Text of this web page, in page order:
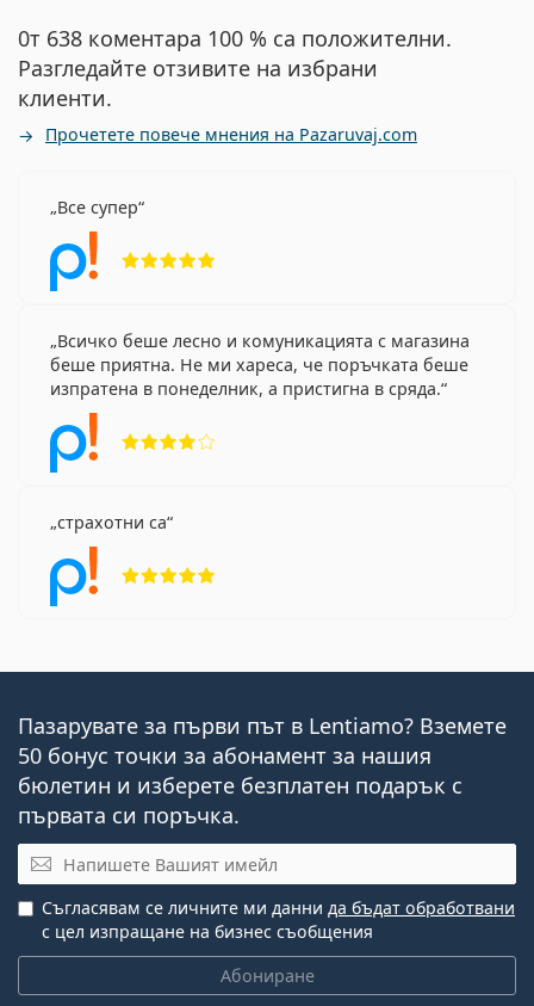
0т 638 коментара 100 % са положителни.
Разгледайте отзивите на избрани
клиенти.
Прочетете повече мнения на Pazaruvaj.com
Все супер
Всичко беше лесно и комуникацията с магазина
беше приятна. Не ми хареса, че поръчката беше
изпратена в понеделник, а пристигна в сряда.
страхотни са
Пазарувате за първи път в Lentiamo? Вземете
50 бонус точки за абонамент за нашия
бюлетин и изберете безплатен подарък с
първата си поръчка.
Имейл
Абониране
Съгласявам се личните ми данни да бъдат обработвани
с цел изпращане на бизнес съобщения